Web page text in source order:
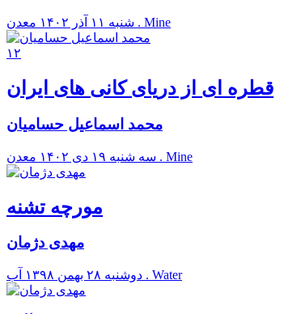
شنبه ۱۱ آذر ۱۴۰۲ معدن . Mine
۱۲
قطره ای از دریای کانی های ایران
محمد اسماعیل حسامیان
سه شنبه ۱۹ دی ۱۴۰۲ معدن . Mine
مورچه تشنه
مهدی دژمان
دوشنبه ۲۸ بهمن ۱۳۹۸ آب . Water